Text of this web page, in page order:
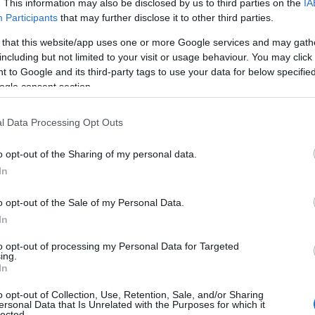
This information may also be disclosed by us to third parties on the
Participants that may further disclose it to other third parties.
that this website/app uses one or more Google services and may
but not limited to your visit or usage behaviour. You may
to Google and its third-party tags to use your data for below
consent section.
Data Processing Opt Outs
opt-out of the Sharing of my personal data.
opt-out of the Sale of my Personal Data.
opt-out of processing my Personal Data for Targeted
opt-out of Collection, Use, Retention, Sale, and/or Sharing
Data that Is Unrelated with the Purposes for which it
της πόλης της Χαλκίδας.
άνδρες με δύο οχήματα της
την πυρκαγιά πριν πάρει
Ο